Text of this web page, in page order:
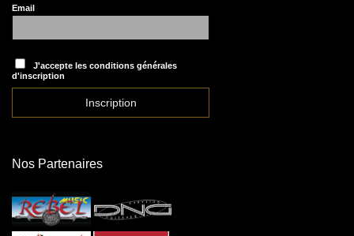
Email
J'accepte les conditions générales
d'inscription
Nos Partenaires